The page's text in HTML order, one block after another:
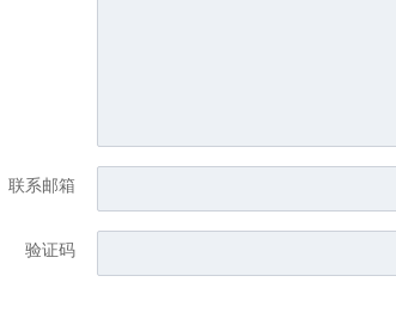
联系邮箱
验证码